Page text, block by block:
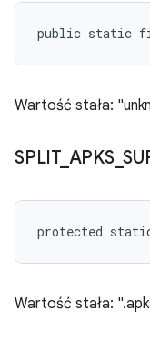
public static final
Wartość stała:
SPLIT_ APKS_
protected static
Wartość stała: